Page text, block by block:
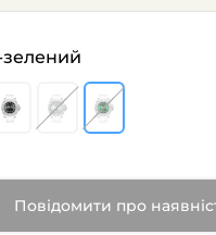
зелений
Повідомити про